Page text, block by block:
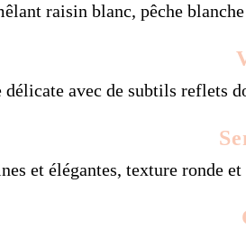
raisin blanc, pêche
délicate avec de subtils reflets
et élégantes, texture ronde